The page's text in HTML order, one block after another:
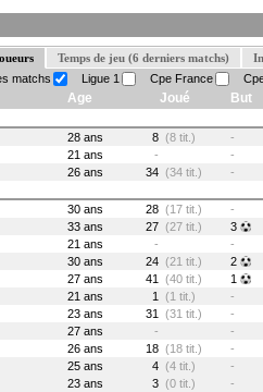
Temps de jeu (6 derniers matchs)
matchs
Ligue 1 Cpe France
Age Joué But
28 ans 8 (8 tit.)
-
21 ans -
-
26 ans 34 (34 tit.)
-
30 ans 28 (17 tit.)
-
33 ans 27 (27 tit.)
3
21 ans -
-
30 ans 24 (21 tit.)
2
27 ans 41 (40 tit.)
1
21 ans 1 (1 tit.)
-
23 ans 31 (31 tit.)
-
27 ans -
-
26 ans 18 (18 tit.)
-
25 ans 4 (4 tit.)
-
23 ans 3 (0 tit.)
-